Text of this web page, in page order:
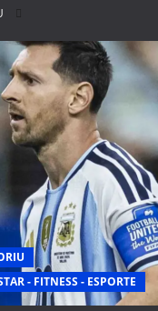
- FITNESS - ESPORTE